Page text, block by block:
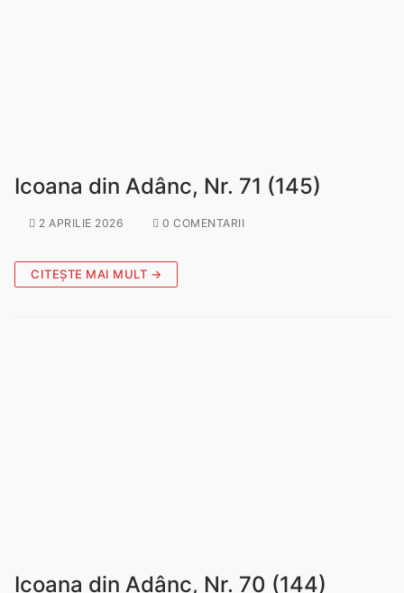
Icoana din Adânc, Nr. 71 (145)
2 APRILIE 2026 0 COMENTARII
CITEȘTE MAI MULT →
Icoana din Adânc, Nr. 70 (144)